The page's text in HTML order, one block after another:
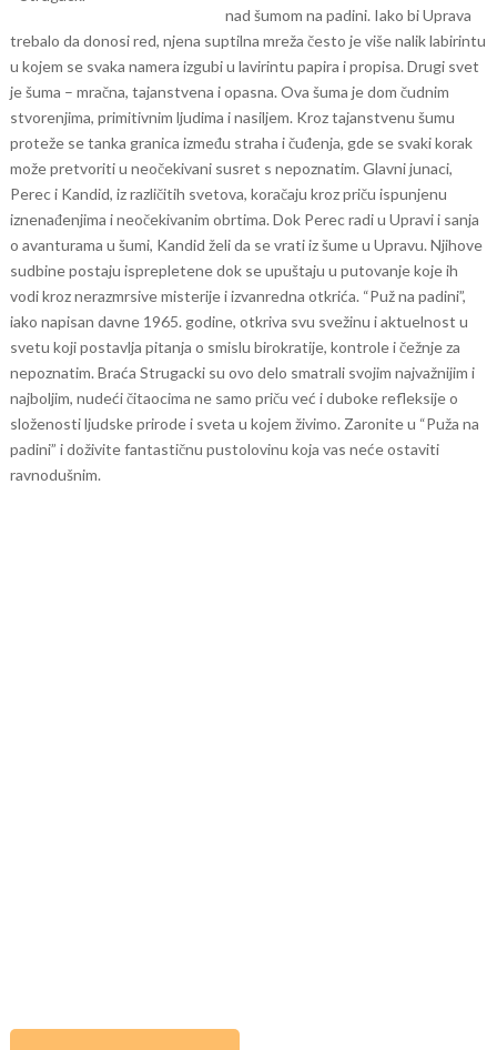
nad šumom na padini. Iako bi Uprava
trebalo da donosi red, njena suptilna mreža često je više nalik labirintu
u kojem se svaka namera izgubi u lavirintu papira i propisa. Drugi svet
je šuma – mračna, tajanstvena i opasna. Ova šuma je dom čudnim
stvorenjima, primitivnim ljudima i nasiljem. Kroz tajanstvenu šumu
proteže se tanka granica između straha i čuđenja, gde se svaki korak
može pretvoriti u neočekivani susret s nepoznatim. Glavni junaci,
Perec i Kandid, iz različitih svetova, koračaju kroz priču ispunjenu
iznenađenjima i neočekivanim obrtima. Dok Perec radi u Upravi i sanja
o avanturama u šumi, Kandid želi da se vrati iz šume u Upravu. Njihove
sudbine postaju isprepletene dok se upuštaju u putovanje koje ih
vodi kroz nerazmrsive misterije i izvanredna otkrića. “Puž na padini”,
iako napisan davne 1965. godine, otkriva svu svežinu i aktuelnost u
svetu koji postavlja pitanja o smislu birokratije, kontrole i čežnje za
nepoznatim. Braća Strugacki su ovo delo smatrali svojim najvažnijim i
najboljim, nudeći čitaocima ne samo priču već i duboke refleksije o
složenosti ljudske prirode i sveta u kojem živimo. Zaronite u “Puža na
padini” i doživite fantastičnu pustolovinu koja vas neće ostaviti
ravnodušnim.